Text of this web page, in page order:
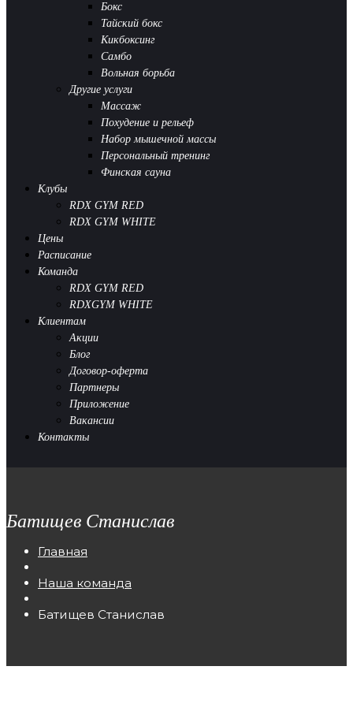
Бокс
Тайский бокс
Кикбоксинг
Самбо
Вольная борьба
Другие услуги
Массаж
Похудение и рельеф
Набор мышечной массы
Персональный тренинг
Финская сауна
Клубы
RDX GYM RED
RDX GYM WHITE
Цены
Расписание
Команда
RDX GYM RED
RDXGYM WHITE
Клиентам
Акции
Блог
Договор-оферта
Партнеры
Приложение
Вакансии
Контакты
Батищев Станислав
Главная
Наша команда
Батищев Станислав